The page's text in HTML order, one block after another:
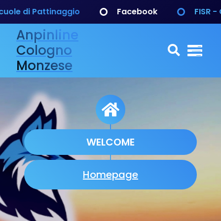
di Pattinaggio Facebook FISR -
Anpinline
Cologno
Monzese
WELCOME
Homepage